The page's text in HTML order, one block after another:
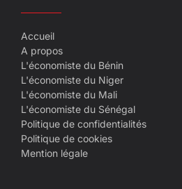
Accueil
A propos
L'économiste du Bénin
L'économiste du Niger
L'économiste du Mali
L'économiste du Sénégal
Politique de confidentialités
Politique de cookies
Mention légale